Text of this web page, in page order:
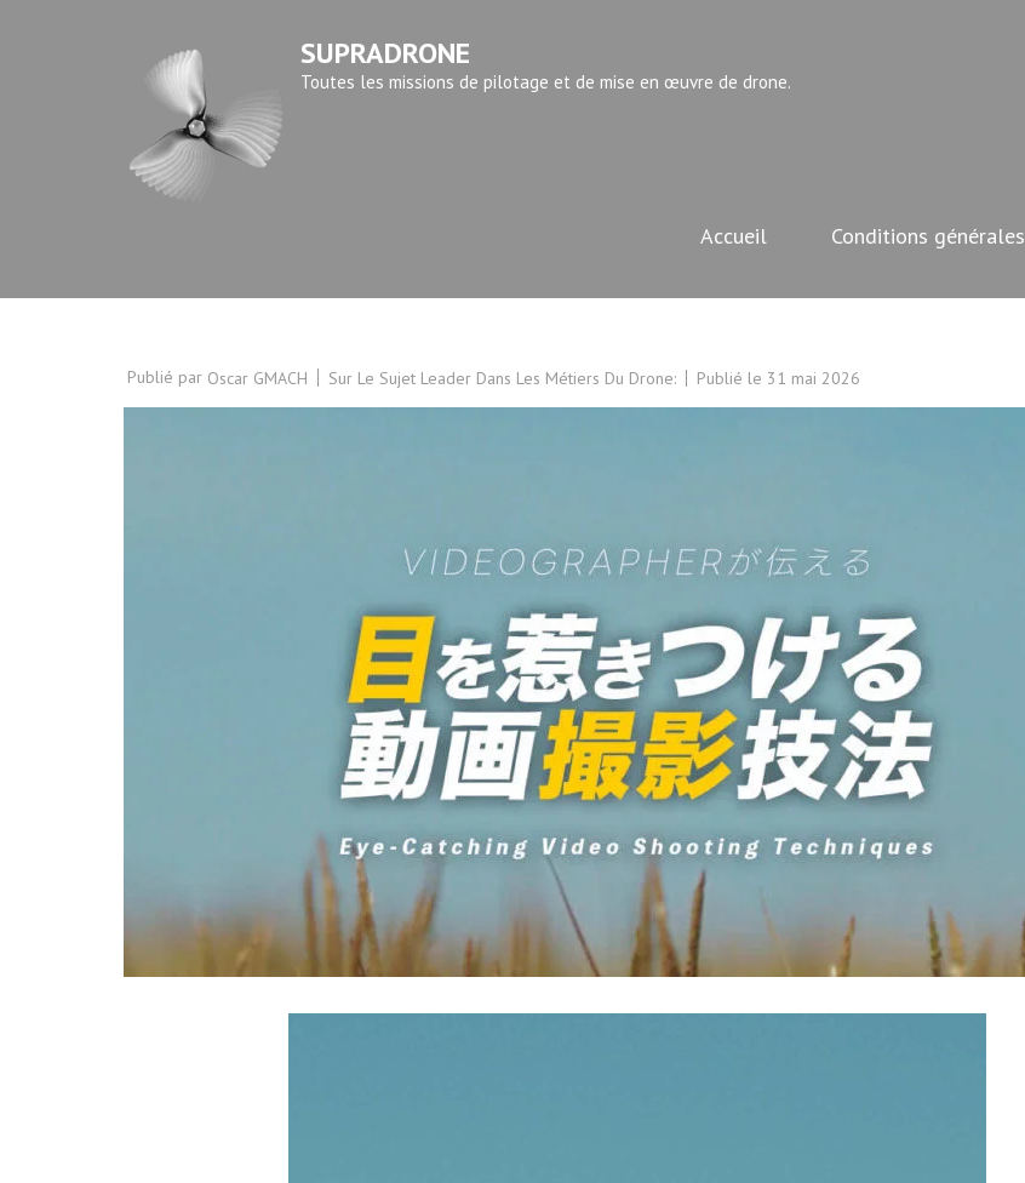
SUPRADRONE
Toutes les missions de pilotage et de mise en œuvre de drone.
Accueil Conditions générales
Publié par Oscar GMACH Sur Le Sujet Leader Dans Les Métiers Du Drone: Publié le 31 mai 2026